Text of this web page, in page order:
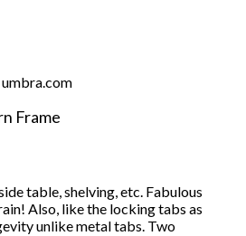
Frame
table, shelving, etc. Fabulous
Also, like the locking tabs as
unlike metal tabs. Two